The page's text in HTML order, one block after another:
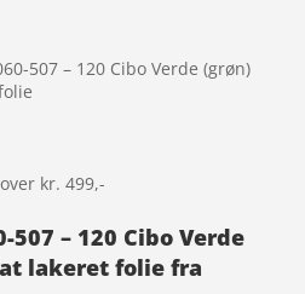
507 – 120 Cibo Verde (grøn)
kr. 499,-
507 – 120 Cibo Verde
lakeret folie fra